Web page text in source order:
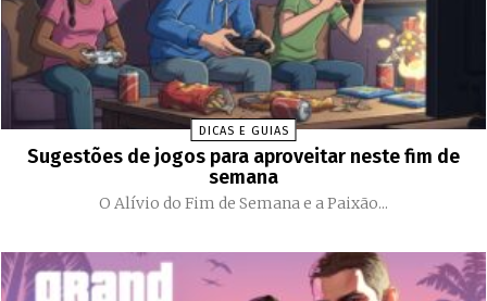
DICAS E GUIAS
Sugestões de jogos para aproveitar neste fim de
semana
O Alívio do Fim de Semana e a Paixão...